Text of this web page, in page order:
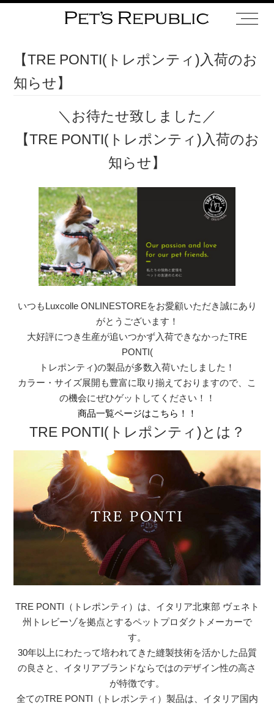
【TRE PONTI(トレポンティ)入荷のお
知らせ】
＼お待たせ致しました／
【TRE PONTI(トレポンティ)入荷のお
知らせ】
いつもLuxcolle ONLINESTOREをお愛顧いただき誠にあり
がとうございます！
大好評につき生産が追いつかず入荷できなかったTRE
PONTI(
トレポンティ)の製品が多数入荷いたしました！
カラー・サイズ展開も豊富に取り揃えておりますので、こ
の機会にぜひゲットしてください！！
商品一覧ページはこちら！！
TRE PONTI(トレポンティ)とは？
TRE PONTI（トレポンティ）は、イタリア北東部 ヴェネト
州トレビーゾを拠点とするペットプロダクトメーカーで
す。
30年以上にわたって培われてきた縫製技術を活かした品質
の良さと、イタリアブランドならではのデザイン性の高さ
が特徴です。
全てのTRE PONTI（トレポンティ）製品は、イタリア国内